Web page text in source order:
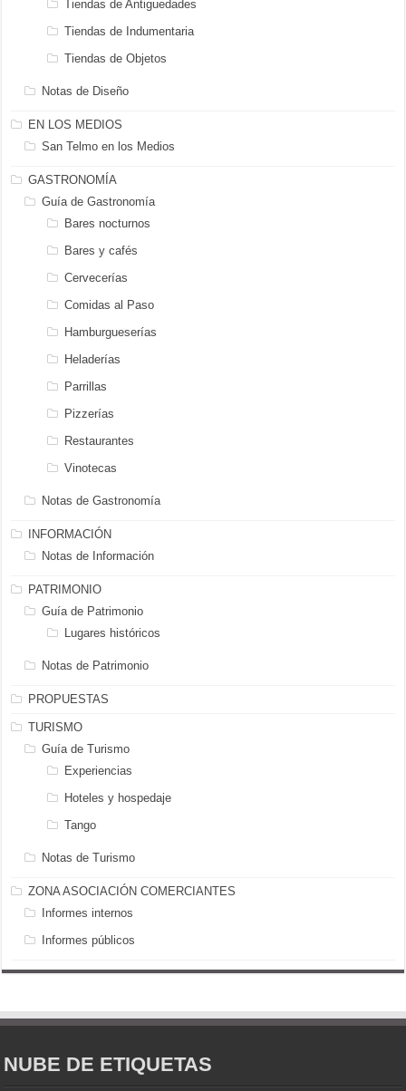
Tiendas de Antiguedades
Tiendas de Indumentaria
Tiendas de Objetos
Notas de Diseño
EN LOS MEDIOS
San Telmo en los Medios
GASTRONOMÍA
Guía de Gastronomía
Bares nocturnos
Bares y cafés
Cervecerías
Comidas al Paso
Hamburgueserías
Heladerías
Parrillas
Pizzerías
Restaurantes
Vinotecas
Notas de Gastronomía
INFORMACIÓN
Notas de Información
PATRIMONIO
Guía de Patrimonio
Lugares históricos
Notas de Patrimonio
PROPUESTAS
TURISMO
Guía de Turismo
Experiencias
Hoteles y hospedaje
Tango
Notas de Turismo
ZONA ASOCIACIÓN COMERCIANTES
Informes internos
Informes públicos
NUBE DE ETIQUETAS